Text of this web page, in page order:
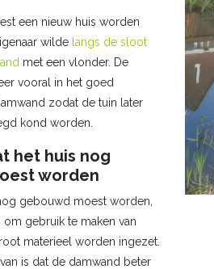
een nieuw huis worden
wilde langs de sloot
met een vlonder. De
vooral in het goed
zodat de tuin later
kond worden.
het huis nog
worden
gebouwd moest worden,
gebruik te maken van
materieel worden ingezet.
is dat de damwand beter